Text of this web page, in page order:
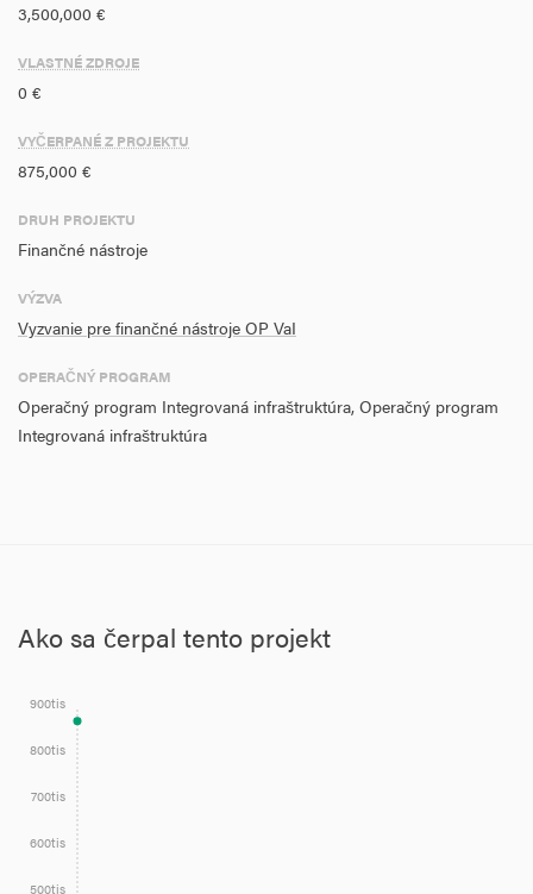
3,500,000 €
VLASTNÉ ZDROJE
0 €
VYČERPANÉ Z PROJEKTU
875,000 €
DRUH PROJEKTU
Finančné nástroje
VÝZVA
Vyzvanie pre finančné nástroje OP VaI
OPERAČNÝ PROGRAM
Operačný program Integrovaná infraštruktúra, Operačný program
Integrovaná infraštruktúra
Ako sa čerpal tento projekt
500tis
600tis
700tis
800tis
900tis